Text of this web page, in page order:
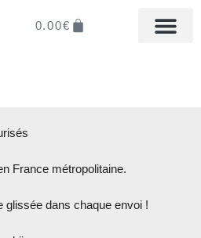
0.00€
France métropolitaine.
glissée dans chaque envoi !